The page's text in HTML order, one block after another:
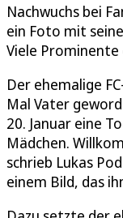
Nachwuchs bei
ein Foto mit
Viele
Der ehemalige
Mal Vater
20. Januar eine
Mädchen.
schrieb Lukas
einem Bild, das